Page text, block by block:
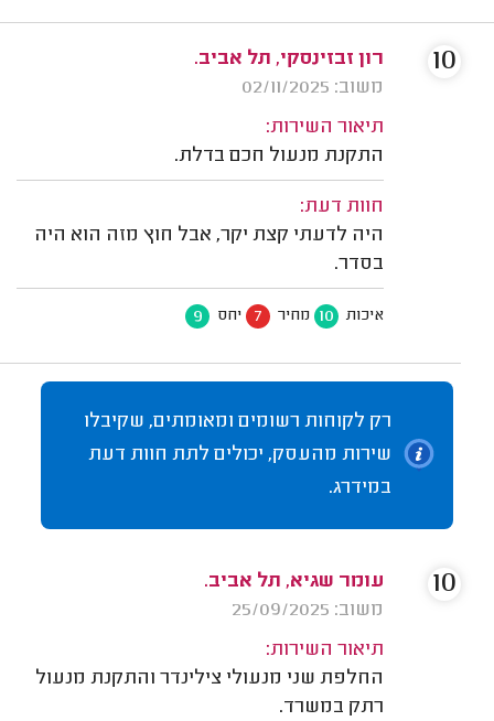
רון זבזינסקי, תל אביב.
משוב: 02/11/2025
תיאור השירות:
התקנת מנעול חכם בדלת.
חוות דעת:
היה לדעתי קצת יקר, אבל חוץ מזה הוא היה
בסדר.
איכות 10 מחיר 7 יחס 9
10
רק לקוחות רשומים ומאומתים, שקיבלו
שירות מהעסק, יכולים לתת חוות דעת
במידרג.
עומר שגיא, תל אביב.
משוב: 25/09/2025
תיאור השירות:
החלפת שני מנעולי צילינדר והתקנת מנעול
רתק במשרד.
10